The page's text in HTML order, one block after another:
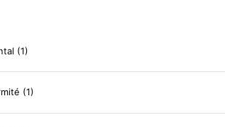
(1)
(1)